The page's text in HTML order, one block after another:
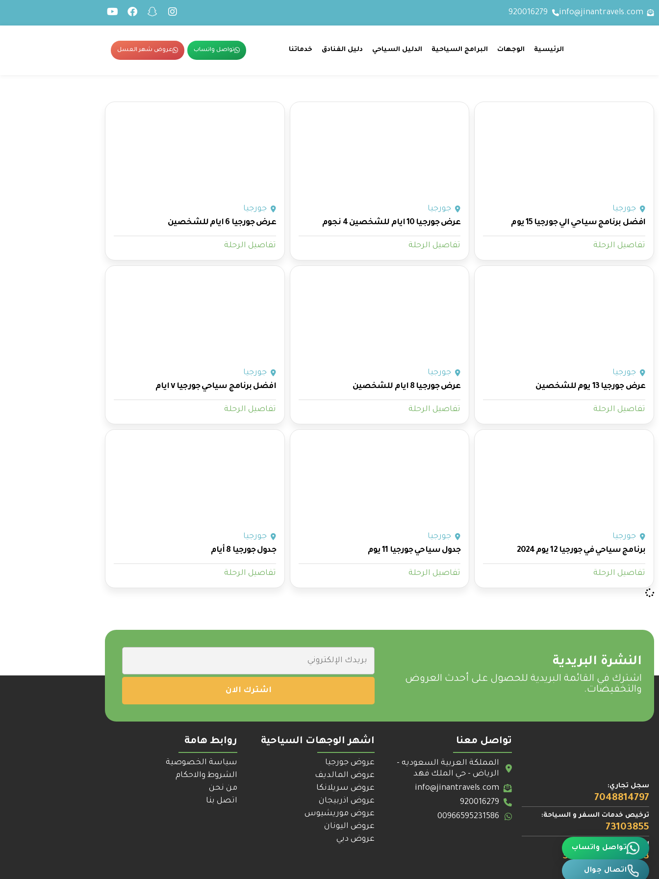
info@jinantravels.com
920016279
الرئيسية الوجهات البرامج السياحية الدليل السياحي دليل الفنادق خدماتنا تواصل واتساب عروض شهر العسل
جورجيا
افضل برنامج سياحي الي جورجيا 15 يوم
تفاصيل الرحلة
جورجيا
عرض جورجيا 10 ايام للشخصين 4 نجوم
تفاصيل الرحلة
جورجيا
عرض جورجيا 6 ايام للشخصين
تفاصيل الرحلة
جورجيا
عرض جورجيا 13 يوم للشخصين
تفاصيل الرحلة
جورجيا
عرض جورجيا 8 ايام للشخصين
تفاصيل الرحلة
جورجيا
افضل برنامج سياحي جورجيا ٧ ايام
تفاصيل الرحلة
جورجيا
برنامج سياحي في جورجيا 12 يوم 2024
تفاصيل الرحلة
جورجيا
جدول سياحي جورجيا 11 يوم
تفاصيل الرحلة
جورجيا
جدول جورجيا 8 أيام
تفاصيل الرحلة
النشرة البريدية
اشترك في القائمة البريدية للحصول على أحدث العروض
والتخفيضات.
سجل تجاري:
7048814797
ترخيص خدمات السفر و السياحة:
73103855
الرقم الضريبي:
312846969500003
تواصل معنا
المملكة العربية السعوديه -
الرياض - حي الملك فهد
info@jinantravels.com
920016279
00966595231586
اشهر الوجهات السياحية
عروض جورجيا
عروض المالديف
عروض سريلانكا
عروض اذربيجان
عروض موريشيوس
عروض اليونان
عروض دبي
روابط هامة
سياسة الخصوصية
الشروط والاحكام
من نحن
اتصل بنا
تواصل واتساب
اتصال جوال